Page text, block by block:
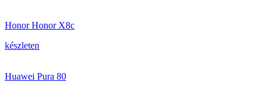
Honor Honor X8c
készleten
Huawei Pura 80